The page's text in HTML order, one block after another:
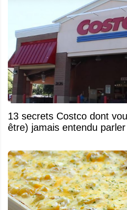
13 secrets Costco dont
être) jamais entendu parler